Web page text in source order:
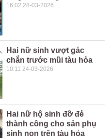
16:02 28-03-2026
Hai nữ sinh vượt gác
chắn trước mũi tàu hỏa
10:11 24-03-2026
Hai nữ hộ sinh đỡ đẻ
thành công cho sản phụ
sinh non trên tàu hỏa